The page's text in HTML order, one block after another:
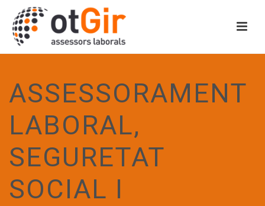
ASSESSORAMENT
LABORAL,
SEGURETAT
SOCIAL I